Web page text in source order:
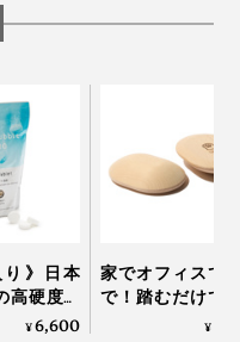
幅広な形状。冷えてい
を温めると、上半身が
見つけ
リング
り》日本
高硬度マ
セル技術
¥6,600
家でオフィスで
で！踏むだけで
ら元気になれる
¥